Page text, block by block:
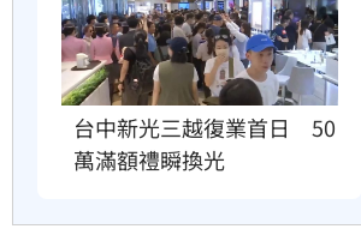
台中新光三越復業首日　50
萬滿額禮瞬換光